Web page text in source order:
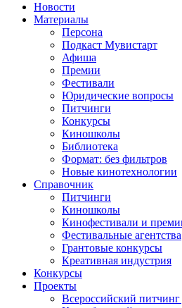
Новости
Материалы
Персона
Подкаст Мувистарт
Афиша
Премии
Фестивали
Юридические вопросы
Питчинги
Конкурсы
Киношколы
Библиотека
Формат: без фильтров
Новые кинотехнологии
Справочник
Питчинги
Киношколы
Кинофестивали и
Фестивальные агентства
Грантовые конкурсы
Креативная индустрия
Конкурсы
Проекты
Всероссийский